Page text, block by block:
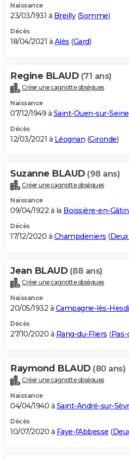
Naissance
23/03/1931 à Breilly(Somme)
Décès
18/04/2021 à Alès (Gard)
Regine BLAUD (71 ans)
Créer une cagnotte obsèques
Naissance
07/12/1949 à Saint-Ouen-sur-Seine
Décès
12/03/2021 à Léognan (Gironde)
Suzanne BLAUD (98 ans)
Créer une cagnotte obsèques
Naissance
09/04/1922 à la Boissière-en-
Décès
17/12/2020 à Champdeniers (
Jean BLAUD (88 ans)
Créer une cagnotte obsèques
Naissance
20/05/1932 à Campagne-lès-
Décès
27/10/2020 à Rang-du-Fliers (Pas-
Raymond BLAUD (80 ans)
Créer une cagnotte obsèques
Naissance
04/04/1940 à Saint-André-sur-
Décès
10/07/2020 à Faye-l'Abbesse (